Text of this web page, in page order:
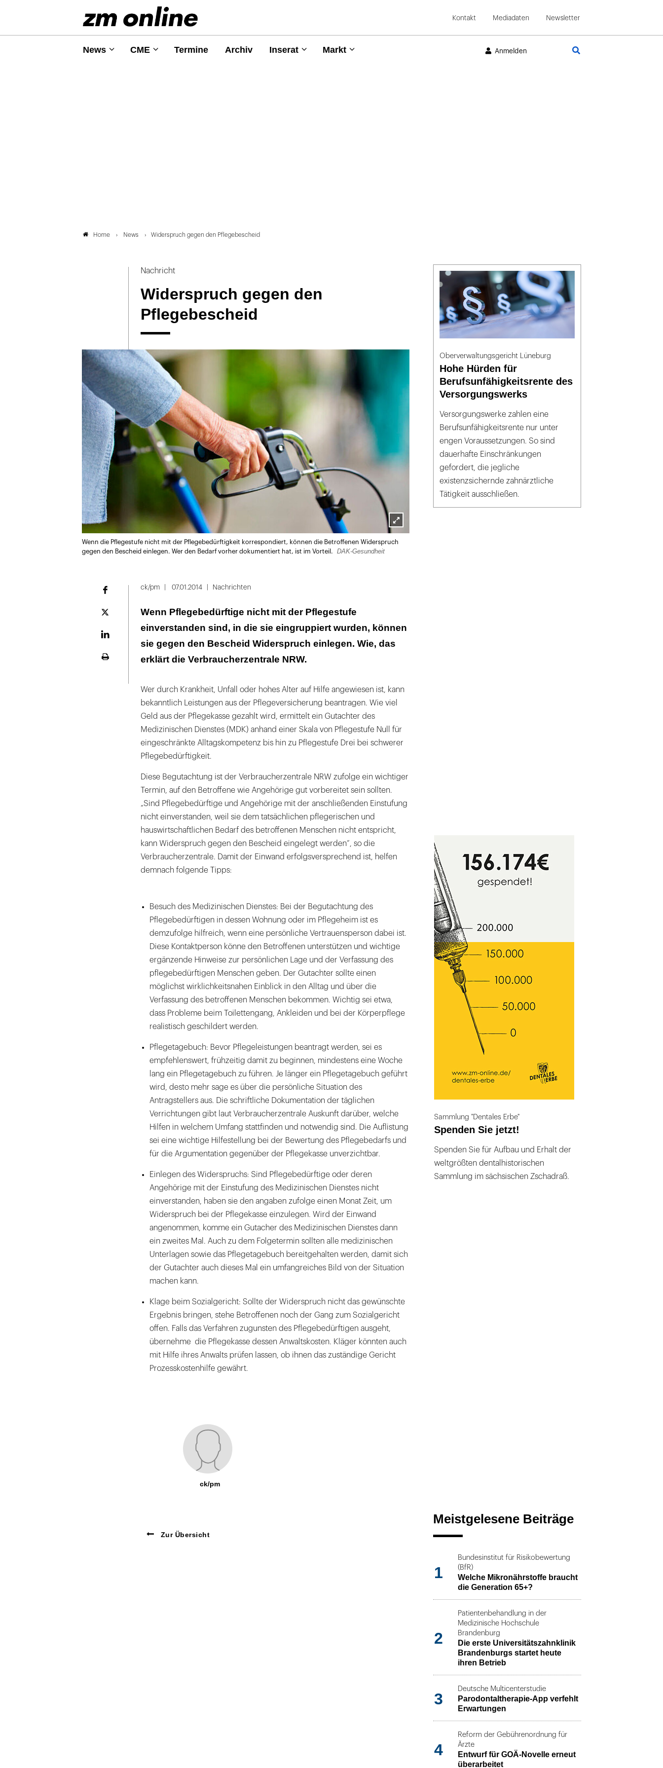
Kontakt Mediadaten Newsletter
News CME Termine Archiv Inserat Markt Anmelden
Home News Widerspruch gegen den Pflegebescheid
Nachricht
Widerspruch gegen den
Pflegebescheid
Lightbox
öffnen
Wenn die Pflegestufe nicht mit der Pflegebedürftigkeit korrespondiert, können die Betroffenen Widerspruch
gegen den Bescheid einlegen. Wer den Bedarf vorher dokumentiert hat, ist im Vorteil.
DAK-Gesundheit
Plattform
ck/pm 07.01.2014 Nachrichten
Wenn Pflegebedürftige nicht mit der Pflegestufe
einverstanden sind, in die sie eingruppiert wurden, können
sie gegen den Bescheid Widerspruch einlegen. Wie, das
erklärt die Verbraucherzentrale NRW.
Wer durch Krankheit, Unfall oder hohes Alter auf Hilfe angewiesen ist, kann
bekanntlich Leistungen aus der Pflegeversicherung beantragen. Wie viel
Geld aus der Pflegekasse gezahlt wird, ermittelt ein Gutachter des
Medizinischen Dienstes (MDK) anhand einer Skala von Pflegestufe Null für
eingeschränkte Alltagskompetenz bis hin zu Pflegestufe Drei bei schwerer
Pflegebedürftigkeit.
Diese Begutachtung ist der Verbraucherzentrale NRW zufolge ein wichtiger
Termin, auf den Betroffene wie Angehörige gut vorbereitet sein sollten.
„Sind Pflegebedürftige und Angehörige mit der anschließenden Einstufung
nicht einverstanden, weil sie dem tatsächlichen pflegerischen und
hauswirtschaftlichen Bedarf des betroffenen Menschen nicht entspricht,
kann Widerspruch gegen den Bescheid eingelegt werden“, so die
Verbraucherzentrale. Damit der Einwand erfolgsversprechend ist, helfen
demnach folgende Tipps:
Besuch des Medizinischen Dienstes: Bei der Begutachtung des
Pflegebedürftigen in dessen Wohnung oder im Pflegeheim ist es
demzufolge hilfreich, wenn eine persönliche Vertrauensperson dabei ist.
Diese Kontaktperson könne den Betroffenen unterstützen und wichtige
ergänzende Hinweise zur persönlichen Lage und der Verfassung des
pflegebedürftigen Menschen geben. Der Gutachter sollte einen
möglichst wirklichkeitsnahen Einblick in den Alltag und über die
Verfassung des betroffenen Menschen bekommen. Wichtig sei etwa,
dass Probleme beim Toilettengang, Ankleiden und bei der Körperpflege
realistisch geschildert werden.
Pflegetagebuch: Bevor Pflegeleistungen beantragt werden, sei es
empfehlenswert, frühzeitig damit zu beginnen, mindestens eine Woche
lang ein Pflegetagebuch zu führen. Je länger ein Pflegetagebuch geführt
wird, desto mehr sage es über die persönliche Situation des
Antragstellers aus. Die schriftliche Dokumentation der täglichen
Verrichtungen gibt laut Verbraucherzentrale Auskunft darüber, welche
Hilfen in welchem Umfang stattfinden und notwendig sind. Die Auflistung
sei eine wichtige Hilfestellung bei der Bewertung des Pflegebedarfs und
für die Argumentation gegenüber der Pflegekasse unverzichtbar.
Einlegen des Widerspruchs: Sind Pflegebedürftige oder deren
Angehörige mit der Einstufung des Medizinischen Dienstes nicht
einverstanden, haben sie den angaben zufolge einen Monat Zeit, um
Widerspruch bei der Pflegekasse einzulegen. Wird der Einwand
angenommen, komme ein Gutacher des Medizinischen Dienstes dann
ein zweites Mal. Auch zu dem Folgetermin sollten alle medizinischen
Unterlagen sowie das Pflegetagebuch bereitgehalten werden, damit sich
der Gutachter auch dieses Mal ein umfangreiches Bild von der Situation
machen kann.
Klage beim Sozialgericht: Sollte der Widerspruch nicht das gewünschte
Ergebnis bringen, stehe Betroffenen noch der Gang zum Sozialgericht
offen. Falls das Verfahren zugunsten des Pflegebedürftigen ausgeht,
übernehme die Pflegekasse dessen Anwaltskosten. Kläger könnten auch
mit Hilfe ihres Anwalts prüfen lassen, ob ihnen das zuständige Gericht
Prozesskostenhilfe gewährt.
ck/pm
Zur Übersicht
Oberverwaltungsgericht Lüneburg
Hohe Hürden für
Berufsunfähigkeitsrente des
Versorgungswerks
Versorgungswerke zahlen eine
Berufsunfähigkeitsrente nur unter
engen Voraussetzungen. So sind
dauerhafte Einschränkungen
gefordert, die jegliche
existenzsichernde zahnärztliche
Tätigkeit ausschließen.
Sammlung "Dentales Erbe"
Spenden Sie jetzt!
Spenden Sie für Aufbau und Erhalt der
weltgrößten dentalhistorischen
Sammlung im sächsischen Zschadraß.
Meistgelesene Beiträge
1
Bundesinstitut für Risikobewertung
(BfR)
Welche Mikronährstoffe braucht
die Generation 65+?
2
Patientenbehandlung in der
Medizinische Hochschule
Brandenburg
Die erste Universitätszahnklinik
Brandenburgs startet heute
ihren Betrieb
3
Deutsche Multicenterstudie
Parodontaltherapie-App verfehlt
Erwartungen
4
Reform der Gebührenordnung für
Ärzte
Entwurf für GOÄ-Novelle erneut
überarbeitet